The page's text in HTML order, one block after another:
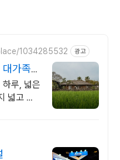
1034285532 광고
가족형
루, 넓은
넓고 탁